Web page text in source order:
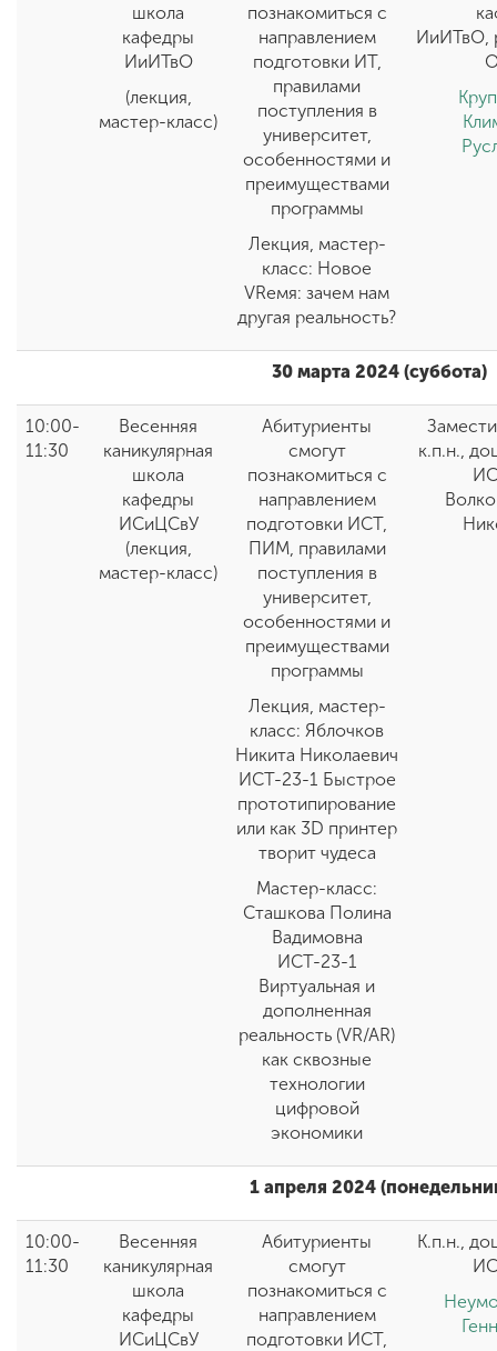
школа
кафедры
ИиИТвО
(лекция,
мастер-класс)
познакомиться с
направлением
подготовки ИТ,
правилами
поступления в
университет,
особенностями и
преимуществами
программы
Лекция, мастер-
класс: Новое
VReмя: зачем нам
другая реальность?
ИиИТвО,
30 марта 2024 (суббота)
10:00-
11:30
Весенняя
каникулярная
школа
кафедры
ИСиЦСвУ
(лекция,
мастер-класс)
Абитуриенты
смогут
познакомиться с
направлением
подготовки ИСТ,
ПИМ, правилами
поступления в
университет,
особенностями и
преимуществами
программы
Лекция, мастер-
класс: Яблочков
Никита Николаевич
ИСТ-23-1 Быстрое
прототипирование
или как 3D принтер
творит чудеса
Мастер-класс:
Сташкова Полина
Вадимовна
ИСТ-23-1
Виртуальная и
дополненная
реальность (VR/AR)
как сквозные
технологии
цифровой
экономики
к.п.н.,
1 апреля 2024
10:00-
11:30
Весенняя
каникулярная
школа
кафедры
ИСиЦСвУ
Абитуриенты
смогут
познакомиться с
направлением
подготовки ИСТ,
К.п.н.,